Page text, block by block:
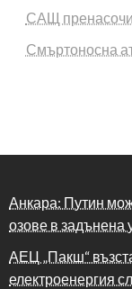
САЩ
Смъртоносна
Анкара: Путин
озове в задънена
АЕЦ „Пакш“
електроенергия